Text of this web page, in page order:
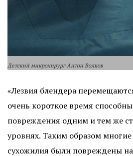
Детский микрохирург Антон Волков
«Лезвия блендера
очень короткое время
повреждения одним и тем же
уровнях. Таким образом
сухожилия были повреждены